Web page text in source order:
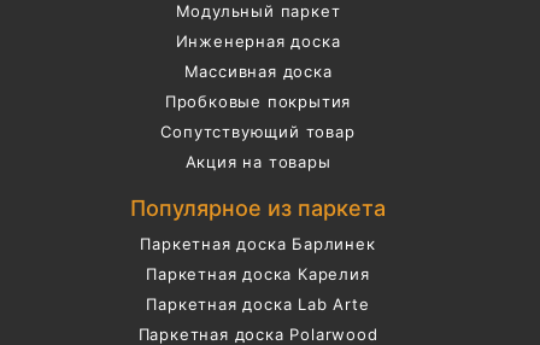
Модульный паркет
Инженерная доска
Массивная доска
Пробковые покрытия
Сопутствующий товар
Акция на товары
Популярное из паркета
Паркетная доска Барлинек
Паркетная доска Карелия
Паркетная доска Lab Arte
Паркетная доска Polarwood